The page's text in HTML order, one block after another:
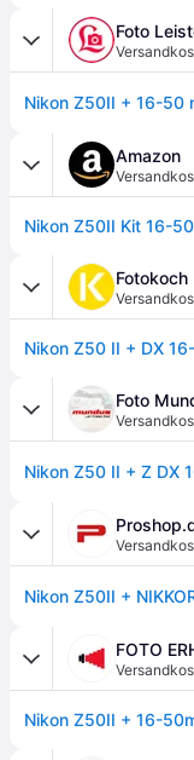
Foto
Amazon
Fotokoch
Nikon Z50 II + DX
Foto
FOTO
Nikon Z50II + 16-